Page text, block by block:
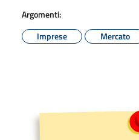
Argomenti:
Imprese
Mercato